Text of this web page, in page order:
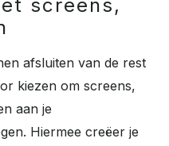
screens,
afsluiten van de rest
kiezen om screens,
aan je
Hiermee creëer je